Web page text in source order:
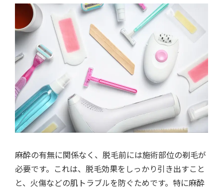
麻酔の有無に関係なく、脱毛前には施術部位の剃毛が
必要です。これは、脱毛効果をしっかり引き出すこと
と、火傷などの肌トラブルを防ぐためです。特に麻酔